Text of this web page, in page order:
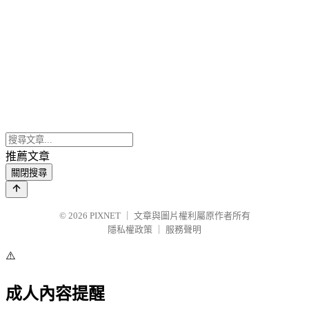
推薦文章
關閉搜尋
© 2026 PIXNET
文章與圖片權利屬原作者所有
隱私權政策
服務聲明
⚠️
成人內容提醒